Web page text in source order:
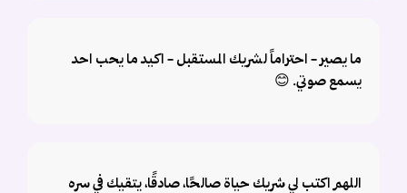
ما يصير - احتراماً لشريك المستقبل - اكيد ما يحب احد
يسمع صوتي. 😊
اللهم اكتب لي شريك حياة صالحًا، صادقًا، يتقيك في سره